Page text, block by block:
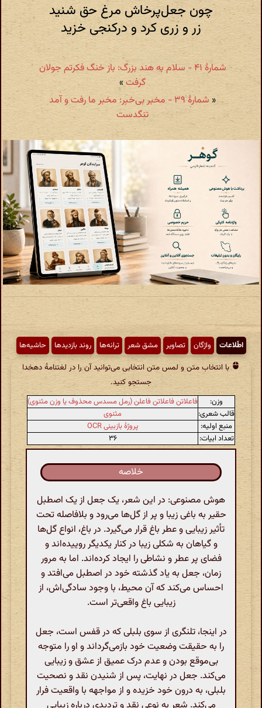
چون جعل‌پرخاش مرغ حق شنید
زر و زری کرد و درکنجی خزید
شمارهٔ ۴۱ - سلام به هند بزرگ: باز خنگ فکرتم جولان
گرفت»
«
شمارهٔ ۳۹ - مخبر بی‌خبر: مخبر ما رفت و آمد
تنگدست
اطّلاعات واژگان تصاویر مشق شعر ترانه‌ها روند بازدیدها حاشیه‌ها
با انتخاب متن و لمس متن انتخابی می‌توانید آن را در لغتنامهٔ دهخدا
جستجو کنید.
وزن:
فاعلاتن فاعلاتن فاعلن (رمل مسدس محذوف یا وزن مثنوی)
قالب شعری:
مثنوی
منبع اولیه:
پروژهٔ بازبینی OCR
تعداد ابیات:
۳۶
خلاصه
هوش مصنوعی: در این شعر، یک جعل از یک اصطبل
حقیر به باغی زیبا و پر از گل‌ها می‌رود و بلافاصله تحت
تأثیر زیبایی و عطر باغ قرار می‌گیرد. در باغ، انواع گل‌ها
و گیاهان به شکلی زیبا در کنار یکدیگر روییده‌اند و
فضای پر عطر و نشاطی را ایجاد کرده‌اند. اما به مرور
زمان، جعل به یاد گذشته خود در اصطبل می‌افتد و
احساس می‌کند که آن محیط، با وجود سادگی‌اش، از
زیبایی باغ واقعی‌تر است.
در اینجا، تلنگری از سوی بلبلی که در قفس است، جعل
را به حقیقت وضعیت خود بازمی‌گرداند و او را متوجه
بی‌موقع بودن و عدم درک عمیق از عشق و زیبایی
می‌کند. جعل در نهایت، پس از شنیدن نقد و نصحیت
بلبلی، به درون خود خزیده و از مواجهه با واقعیت فرار
می‌کند. شعر به نوعی نقد و تردیدی درباره زیبایی